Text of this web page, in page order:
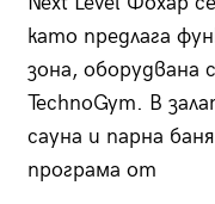
като предлага
зона, оборудвана
TechnoGym. В
сауна и парна
програма от